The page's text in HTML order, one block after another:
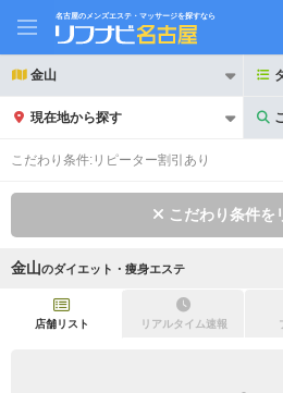
名古屋のメンズエステ・マッサージを探すなら
金山
現在地から探す
初回割引あり
こだわり条件: リピーター割引あり
こだわり条件を
金山のダイエット・痩身エステ
店舗リスト リアルタイム速報